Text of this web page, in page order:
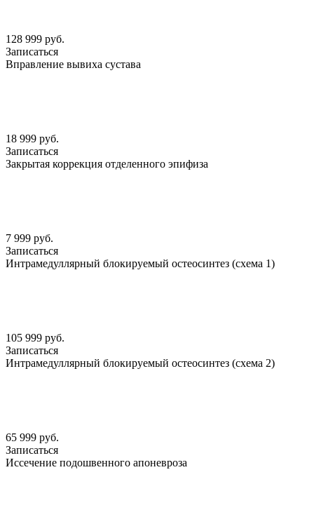
128 999 руб.
Записаться
Вправление вывиха сустава
18 999 руб.
Записаться
Закрытая коррекция отделенного эпифиза
7 999 руб.
Записаться
Интрамедуллярный блокируемый остеосинтез (схема 1)
105 999 руб.
Записаться
Интрамедуллярный блокируемый остеосинтез (схема 2)
65 999 руб.
Записаться
Иссечение подошвенного апоневроза